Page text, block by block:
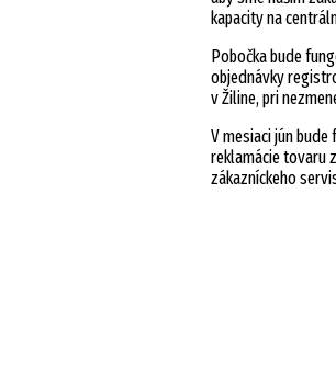
kapacity na
Pobočka bude
objednávky
v Žiline, pri
V mesiaci jún
reklamácie tovaru
zákazníckeho